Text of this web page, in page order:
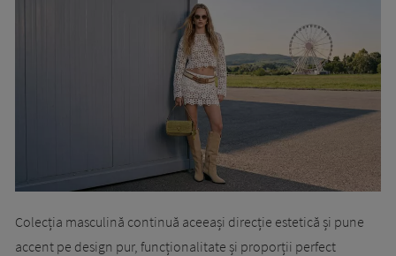
Colecția masculină continuă aceeași direcție estetică și pune
accent pe design pur, funcționalitate și proporții perfect